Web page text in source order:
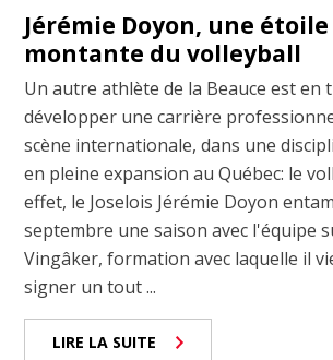
Jérémie Doyon, une étoile
montante du volleyball
Un autre athlète de la Beauce est en
développer une carrière
scène internationale, dans une
en pleine expansion au Québec: le
effet, le Joselois Jérémie Doyon
septembre une saison avec l'équipe
Vingâker, formation avec laquelle il
signer un tout ...
LIRE LA SUITE